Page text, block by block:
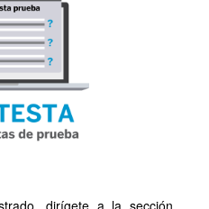
dirígete a la sección